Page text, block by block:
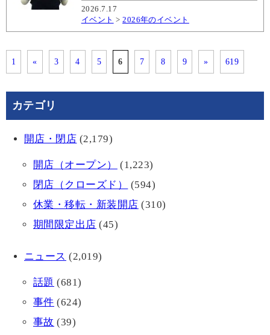
2026.7.17
イベント >2026年のイベント
1 « 3 4 5 6 7 8 9 » 619
カテゴリ
開店・閉店 (2,179)
開店（オープン）
(1,223)
閉店（クローズド）
(594)
休業・移転・新装開店 (310)
期間限定出店 (45)
ニュース (2,019)
話題 (681)
事件 (624)
事故 (39)